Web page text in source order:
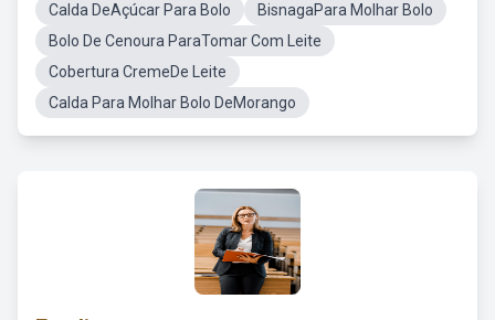
Calda DeAçúcar Para Bolo
BisnagaPara Molhar Bolo
Bolo De Cenoura ParaTomar Com Leite
Cobertura CremeDe Leite
Calda Para Molhar Bolo DeMorango